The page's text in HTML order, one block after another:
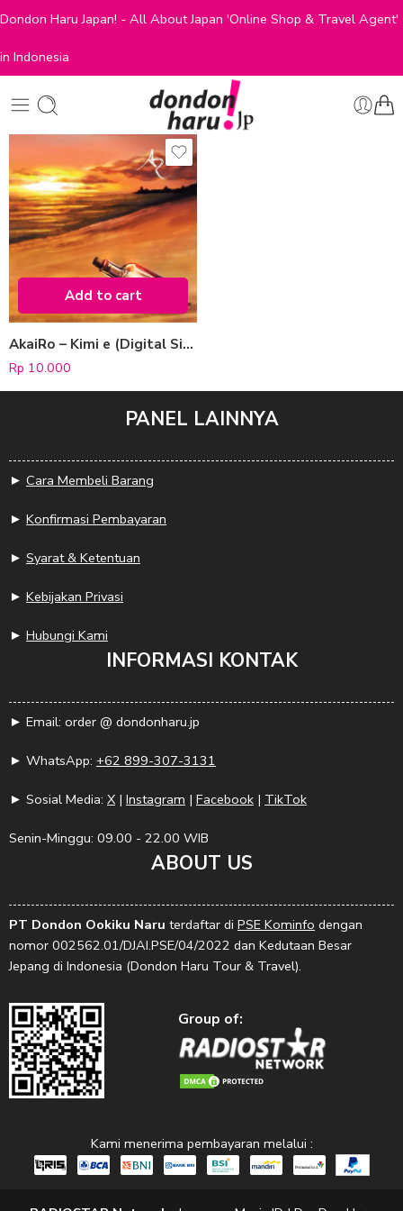
Dondon Haru Japan! - All About Japan 'Online Shop & Travel Agent'
in Indonesia
Add to cart
AkaiRo – Kimi e (Digital Single)
Rp 10.000
PANEL LAINNYA
► Cara Membeli Barang
► Konfirmasi Pembayaran
► Syarat & Ketentuan
► Kebijakan Privasi
► Hubungi Kami
INFORMASI KONTAK
► Email: order @ dondonharu.jp
► WhatsApp: +62 899-307-3131
► Sosial Media: X | Instagram | Facebook | TikTok
Senin-Minggu: 09.00 - 22.00 WIB
ABOUT US
PT Dondon Ookiku Naru terdaftar di PSE Kominfo dengan
nomor 002562.01/DJAI.PSE/04/2022 dan Kedutaan Besar
Jepang di Indonesia (Dondon Haru Tour & Travel).
Group of:
Kami menerima pembayaran melalui :